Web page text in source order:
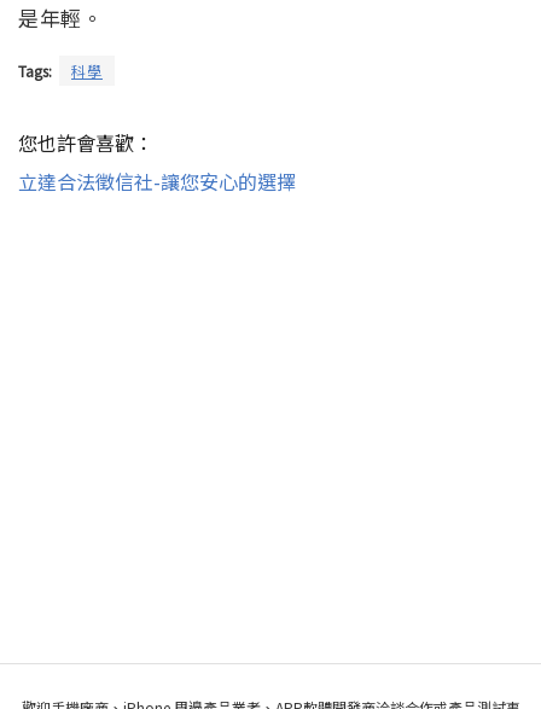
是年輕。
Tags: 科學
您也許會喜歡：
立達合法徵信社-讓您安心的選擇